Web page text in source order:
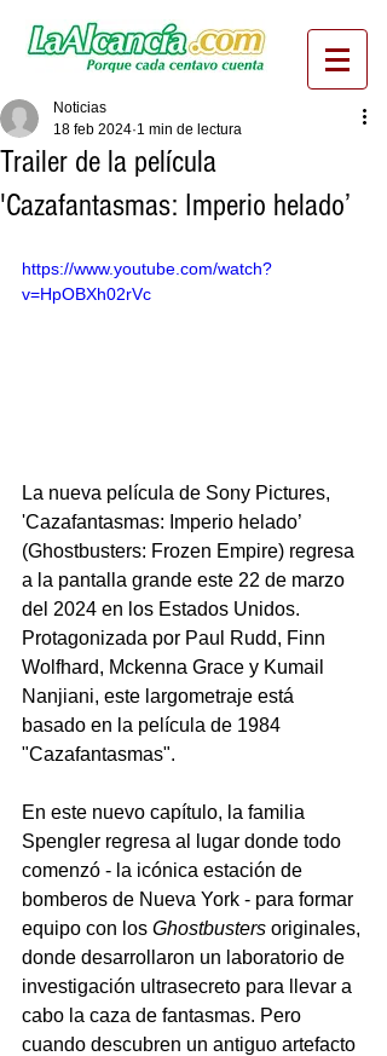
Trailer de la película
'Cazafantasmas: Imperio helado’
Noticias
18 feb 2024 1 min de lectura
https://www.youtube.com/watch?
v=HpOBXh02rVc
La nueva película de Sony Pictures,
'Cazafantasmas: Imperio helado’
(Ghostbusters: Frozen Empire) regresa
a la pantalla grande este 22 de marzo
del 2024 en los Estados Unidos.
Protagonizada por Paul Rudd, Finn
Wolfhard, Mckenna Grace y Kumail
Nanjiani, este largometraje está
basado en la película de 1984
"Cazafantasmas".
En este nuevo capítulo, la familia
Spengler regresa al lugar donde todo
comenzó - la icónica estación de
bomberos de Nueva York - para formar
equipo con los Ghostbusters originales,
donde desarrollaron un laboratorio de
investigación ultrasecreto para llevar a
cabo la caza de fantasmas. Pero
cuando descubren un antiguo artefacto